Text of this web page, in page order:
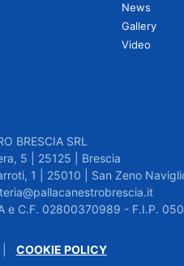
News
Gallery
Video
BRESCIA SRL
5 | 25125 | Brescia
1 | 25010 | San Zeno
e C.F. 02800370989 - F.I.P.
COOKIE POLICY